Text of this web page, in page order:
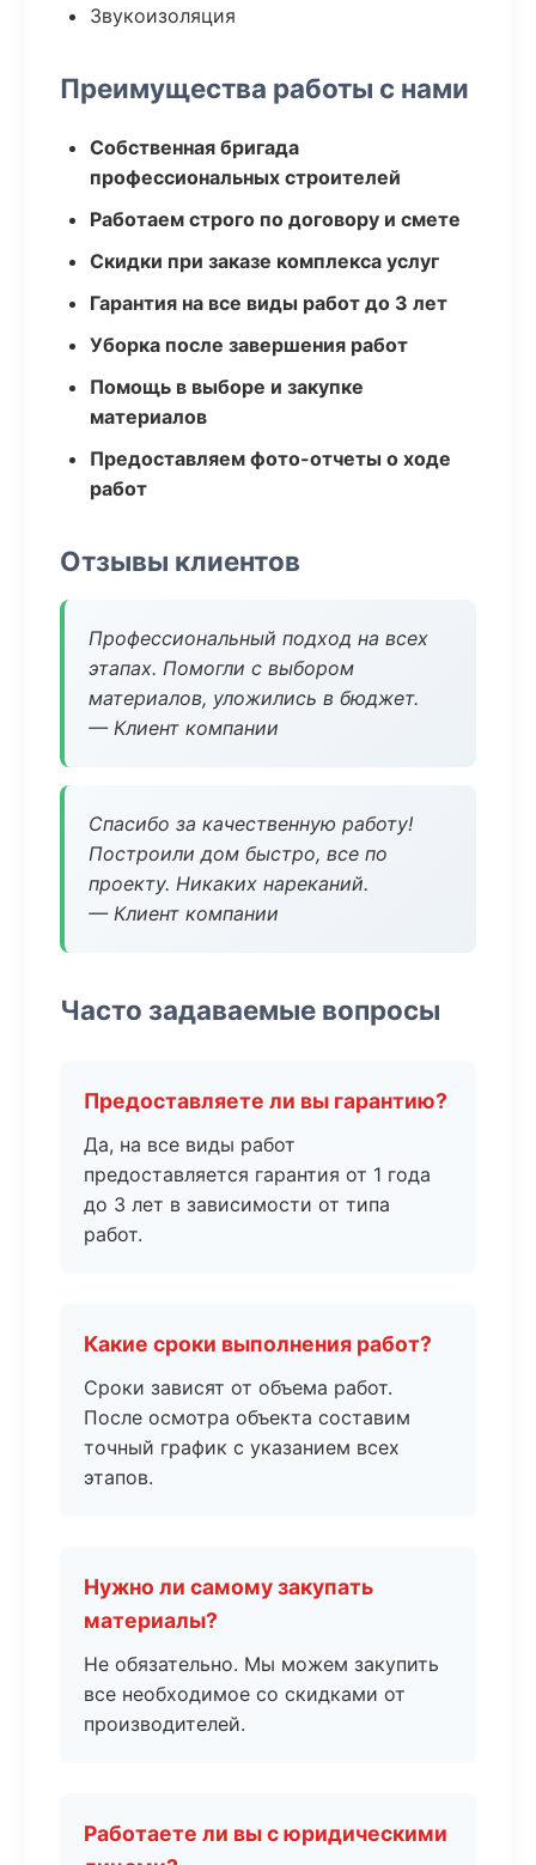
Звукоизоляция
Преимущества работы с нами
Собственная бригада
профессиональных строителей
Работаем строго по договору и смете
Скидки при заказе комплекса услуг
Гарантия на все виды работ до 3 лет
Уборка после завершения работ
Помощь в выборе и закупке
материалов
Предоставляем фото-отчеты о ходе
работ
Отзывы клиентов
Профессиональный подход на всех
этапах. Помогли с выбором
материалов, уложились в бюджет.
— Клиент компании
Спасибо за качественную работу!
Построили дом быстро, все по
проекту. Никаких нареканий.
— Клиент компании
Часто задаваемые вопросы
Предоставляете ли вы гарантию?
Да, на все виды работ
предоставляется гарантия от 1 года
до 3 лет в зависимости от типа
работ.
Какие сроки выполнения работ?
Сроки зависят от объема работ.
После осмотра объекта составим
точный график с указанием всех
этапов.
Нужно ли самому закупать
материалы?
Не обязательно. Мы можем закупить
все необходимое со скидками от
производителей.
Работаете ли вы с юридическими